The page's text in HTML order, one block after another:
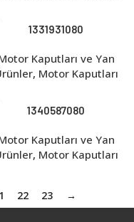
1331931080
Kaputları ve Yan
, Motor Kaputları
1340587080
Kaputları ve Yan
, Motor Kaputları
22 23
→